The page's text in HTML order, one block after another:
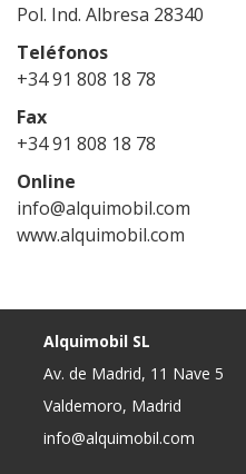
Pol. Ind. Albresa 28340
Teléfonos
+34 91 808 18 78
Fax
+34 91 808 18 78
Online
info@alquimobil.com
www.alquimobil.com
Alquimobil SL
Av. de Madrid, 11 Nave 5
Valdemoro, Madrid
info@alquimobil.com